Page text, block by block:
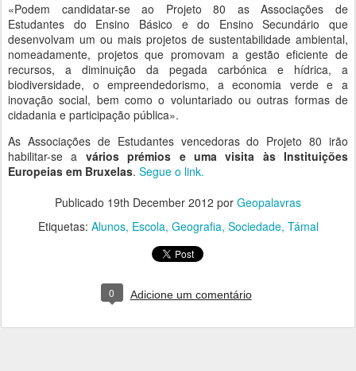
«Podem candidatar-se ao Projeto 80 as Associações de
Estudantes do Ensino Básico e do Ensino Secundário que
desenvolvam um ou mais projetos de sustentabilidade ambiental,
nomeadamente, projetos que promovam a gestão eficiente de
recursos, a diminuição da pegada carbónica e hídrica, a
biodiversidade, o empreendedorismo, a economia verde e a
inovação social, bem como o voluntariado ou outras formas de
cidadania e participação pública».
As Associações de Estudantes vencedoras do Projeto 80 irão
habilitar-se a vários prémios e uma visita às Instituições
Europeias em Bruxelas. Segue o link.
Publicado 19th December 2012 por Geopalavras
Etiquetas: Alunos Escola Geografia Sociedade Támal
0 Adicione um comentário